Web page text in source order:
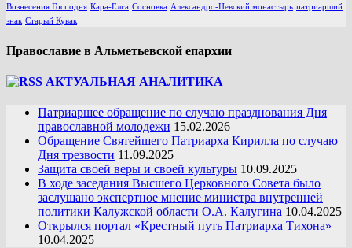
Вознесения Господня Кара-Елга Сосновка Александро-Невский монастырь патриарший
знак Старый Кувак
Православие в Альметьевской епархии
АКТУАЛЬНАЯ АНАЛИТИКА
Патриаршее обращение по случаю празднования Дня
православной молодежи 15.02.2026
Обращение Святейшего Патриарха Кирилла по случаю
Дня трезвости 11.09.2025
Защита своей веры и своей культуры 10.09.2025
В ходе заседания Высшего Церковного Совета было
заслушано экспертное мнение министра внутренней
политики Калужской области О.А. Калугина 10.04.2025
Открылся портал «Крестный путь Патриарха Тихона»
10.04.2025